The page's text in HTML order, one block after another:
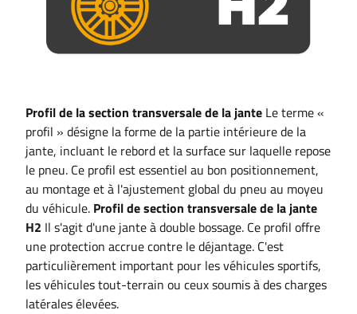
Profil de la section transversale de la jante Le terme «
profil » désigne la forme de la partie intérieure de la
jante, incluant le rebord et la surface sur laquelle repose
le pneu. Ce profil est essentiel au bon positionnement,
au montage et à l'ajustement global du pneu au moyeu
du véhicule. Profil de section transversale de la jante
H2 Il s'agit d'une jante à double bossage. Ce profil offre
une protection accrue contre le déjantage. C'est
particulièrement important pour les véhicules sportifs,
les véhicules tout-terrain ou ceux soumis à des charges
latérales élevées.